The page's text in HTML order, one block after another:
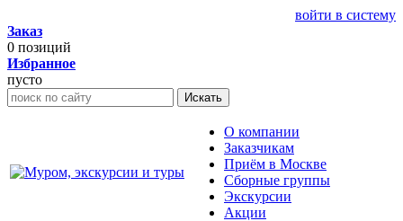
войти в систему
Заказ
0 позиций
Избранное
пусто
Искать
О компании
Заказчикам
Приём в Москве
Сборные группы
Экскурсии
Акции